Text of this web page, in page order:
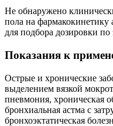
Не обнаружено
пола на фармакокинетику
для подбора дозировки
Показания к
Острые и хронические
выделением вязкой
пневмония, хроническая
бронхиальная астма с
бронхоэктатическая